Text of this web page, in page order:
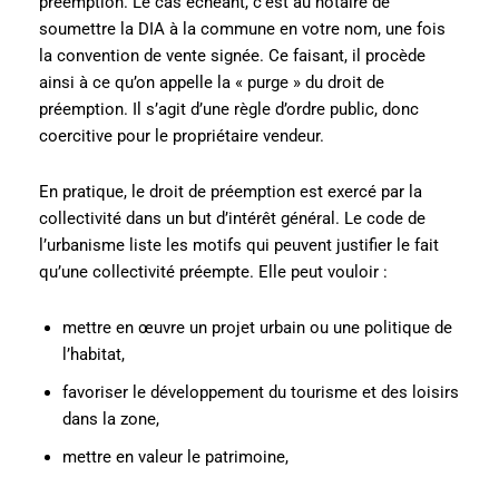
soumettre la DIA à la commune en votre nom, une fois
la convention de vente signée. Ce faisant, il procède
ainsi à ce qu’on appelle la « purge » du droit de
préemption. Il s’agit d’une règle d’ordre public, donc
coercitive pour le propriétaire vendeur.
En pratique, le droit de préemption est exercé par la
collectivité dans un but d’intérêt général. Le code de
l’urbanisme liste les motifs qui peuvent justifier le fait
qu’une collectivité préempte. Elle peut vouloir :
mettre en œuvre un projet urbain ou une politique de
l’habitat,
favoriser le développement du tourisme et des loisirs
dans la zone,
mettre en valeur le patrimoine,